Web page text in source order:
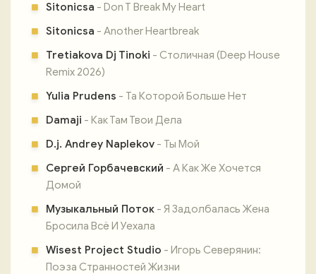
Sitonicsa - Don T Break My Heart
Sitonicsa - Another Heartbreak
Tretiakova Dj Tinoki - Столичная (Deep House
Remix 2026)
Yulia Prudens - Та Которой Больше Нет
Damaji - Как Там Твои Дела
D.j. Andrey Naplekov - Ты Мой
Сергей Горбачевский - А Как Же Хочется
Домой
Музыкальный Поток - Я Задолбалась Жена
Бросила Всё И Уехала
Wisest Project Studio - Игорь Северянин:
Поэза Странностей Жизни